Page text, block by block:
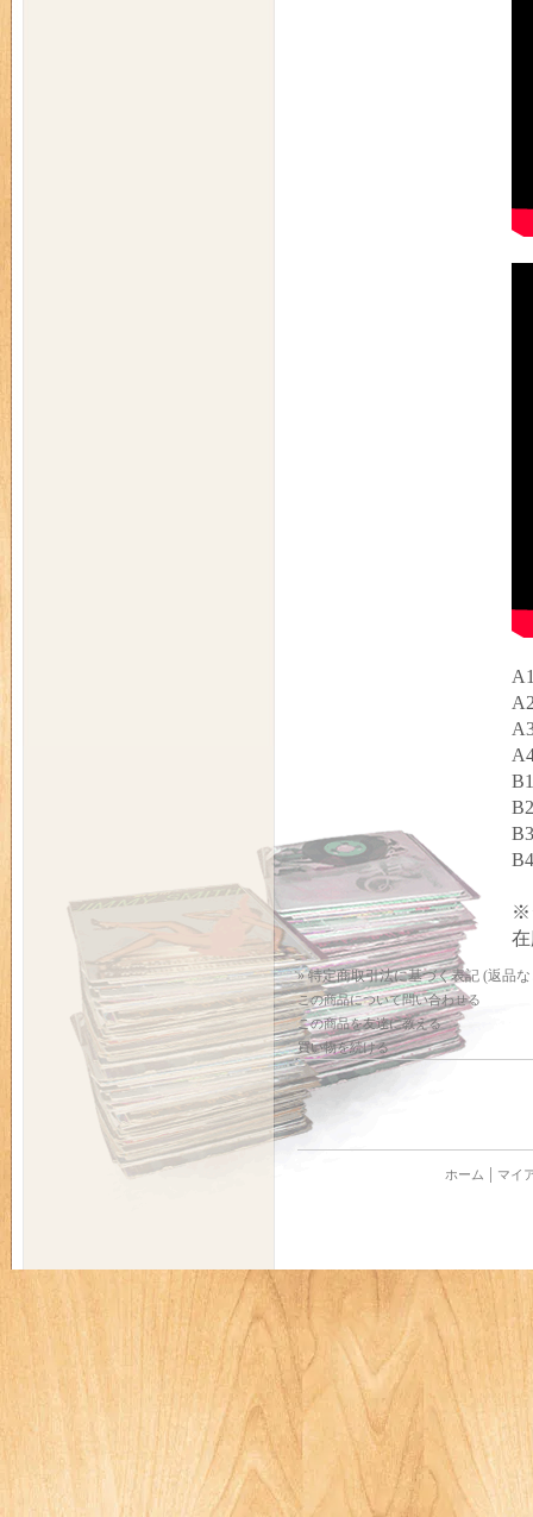
※
» 特定商取引法に基づく表記 (返品
この商品について問い合わせる
この商品を友達に教える
買い物を続ける
ホーム マイ